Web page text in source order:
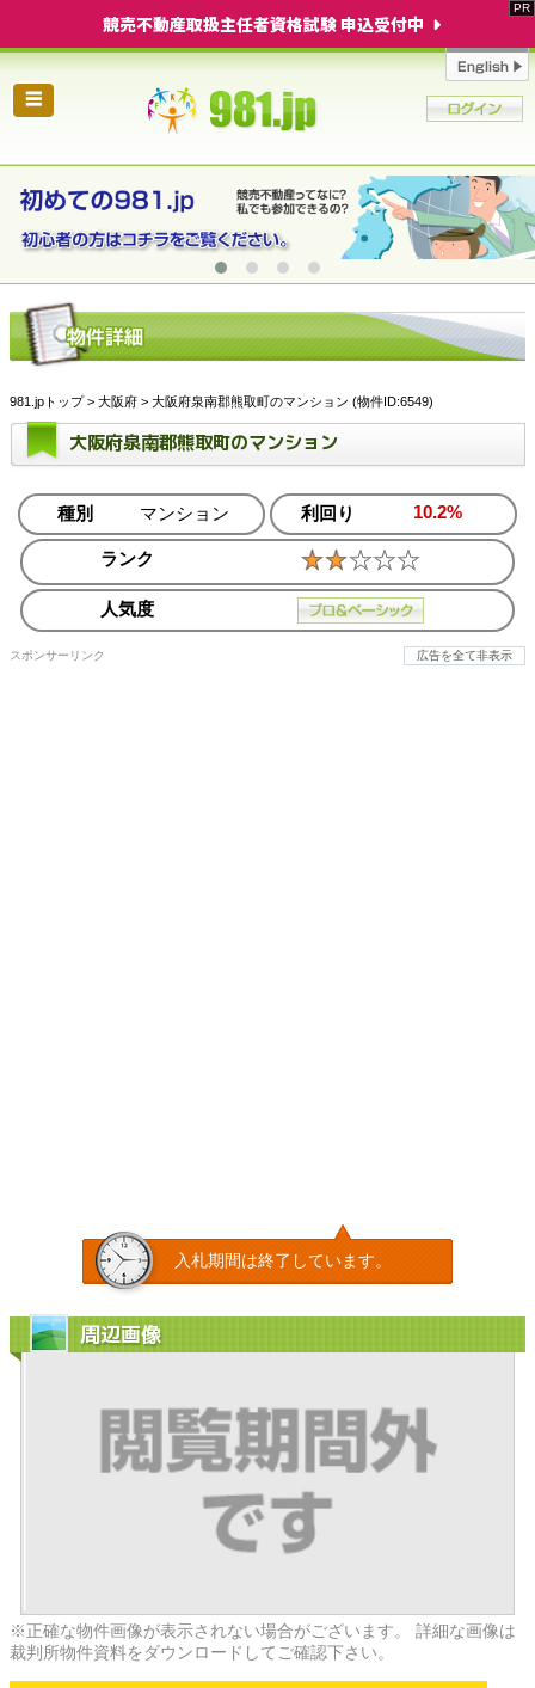
競売不動産取扱主任者資格試験 申込受付中
☰
981.jpトップ> 大阪府 > 大阪府泉南郡熊取町のマンション (物件ID:6549)
大阪府泉南郡熊取町のマンション
種別 マンション 利回り 10.2%
ランク
人気度
スポンサーリンク 広告を全て非表示
入札期間は終了しています。
周辺画像
※正確な物件画像が表示されない場合がございます。 詳細な画像は
裁判所物件資料をダウンロードしてご確認下さい。